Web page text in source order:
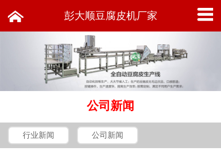
彭大顺豆腐皮机厂家
公司新闻
行业新闻 公司新闻